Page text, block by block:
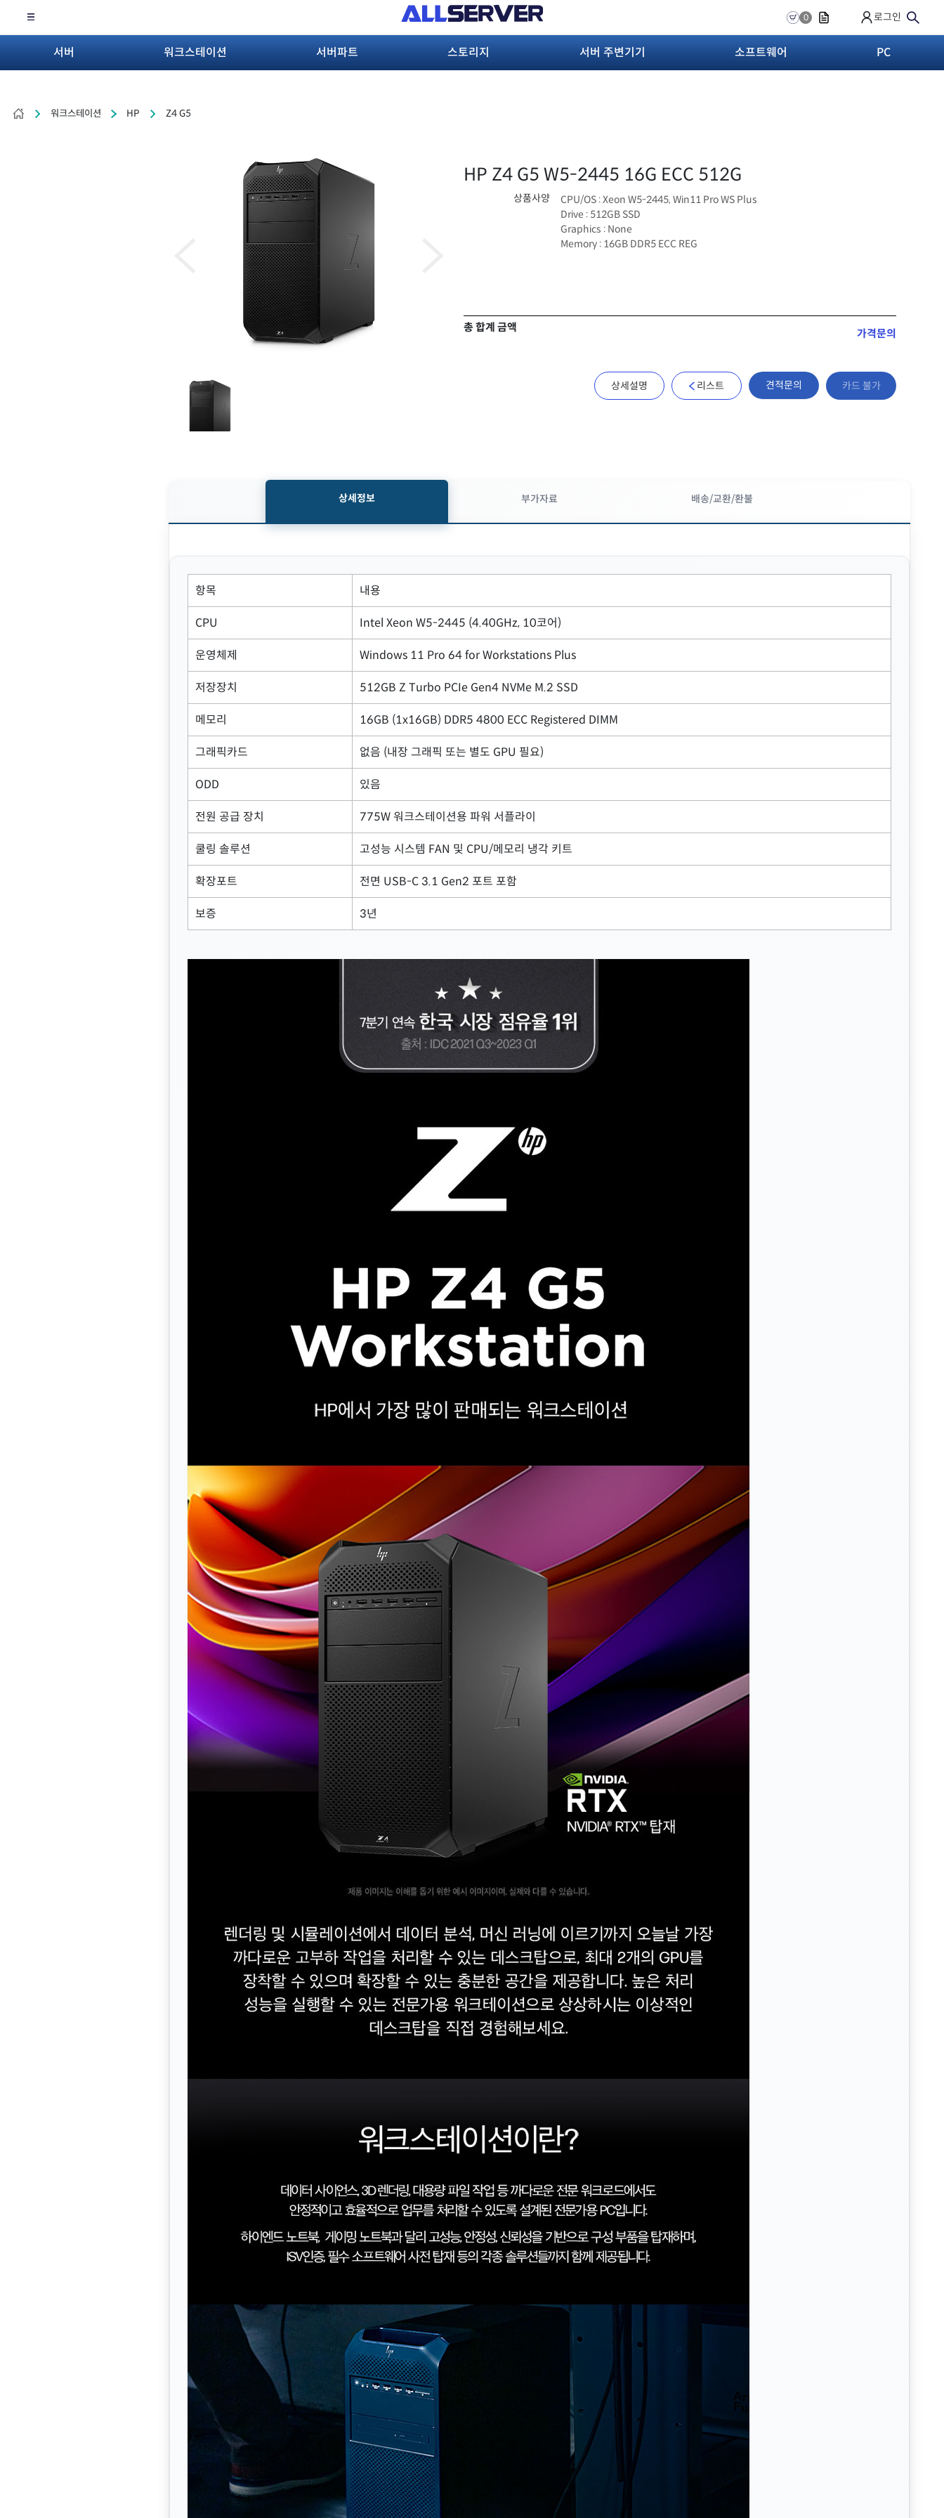
0 로그인
서버 워크스테이션 서버파트 스토리지 서버 주변기기 소프트웨어 PC
워크스테이션 HP Z4 G5
HP Z4 G5 W5-2445 16G ECC 512G
상품사양
CPU/OS : Xeon W5-2445, Win11 Pro WS Plus
Drive : 512GB SSD
Graphics : None
Memory : 16GB DDR5 ECC REG
총 합계 금액 가격문의
상세설명 리스트 견적문의 카드 불가
상세정보 부가자료 배송/교환/환불
항목 내용
CPU Intel Xeon W5-2445 (4.40GHz, 10코어)
운영체제 Windows 11 Pro 64 for Workstations Plus
저장장치 512GB Z Turbo PCIe Gen4 NVMe M.2 SSD
메모리 16GB (1x16GB) DDR5 4800 ECC Registered DIMM
그래픽카드 없음 (내장 그래픽 또는 별도 GPU 필요)
ODD 있음
전원 공급 장치 775W 워크스테이션용 파워 서플라이
쿨링 솔루션 고성능 시스템 FAN 및 CPU/메모리 냉각 키트
확장포트 전면 USB-C 3.1 Gen2 포트 포함
보증 3년